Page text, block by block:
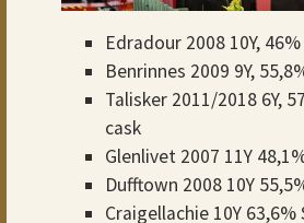
Edradour 2008 10Y,
Benrinnes 2009 9Y,
Talisker 2011/2018 6Y,
cask
Glenlivet 2007 11Y
Dufftown 2008 10Y
Craigellachie 10Y